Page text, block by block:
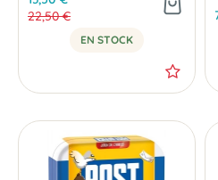
22,50 €
EN STOCK